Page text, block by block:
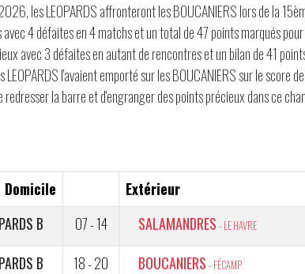
les LEOPARDS affronteront les BOUCANIERS lors de la
4 défaites en 4 matchs et un total de 47 points marqués
avec 3 défaites en autant de rencontres et un bilan de 41
l'avaient emporté sur les BOUCANIERS sur le score
la barre et d'engranger des points précieux dans ce
Domicile
Extérieur
B 07 - 14 SALAMANDRES - LE HAVRE
B 18 - 20 BOUCANIERS - FÉCAMP